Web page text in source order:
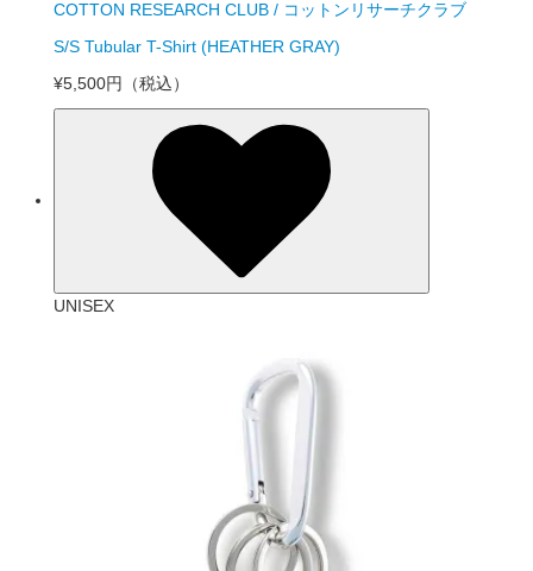
COTTON RESEARCH CLUB / コットンリサーチクラブ
S/S Tubular T-Shirt (HEATHER GRAY)
¥5,500円
（税込）
UNISEX